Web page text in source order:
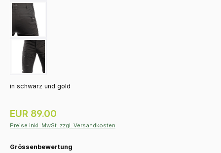
in schwarz und gold
Regulärer Preis:
EUR 89.00
Preise inkl. MwSt. zzgl. Versandkosten
Grössenbewertung